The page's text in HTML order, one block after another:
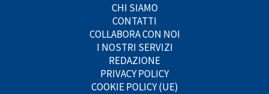
CHI SIAMO
CONTATTI
COLLABORA CON NOI
I NOSTRI SERVIZI
REDAZIONE
PRIVACY POLICY
COOKIE POLICY (UE)